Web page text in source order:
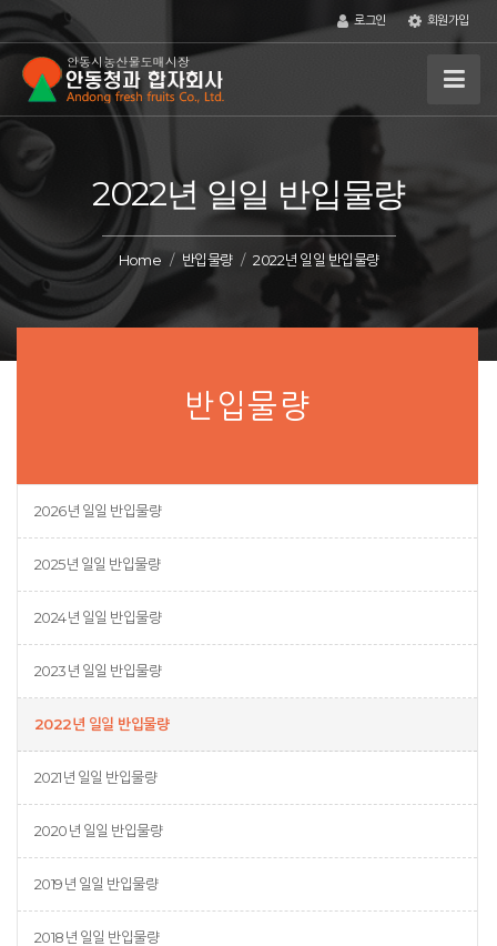
로그인 회원가입
2022년 일일 반입물량
Home 반입물량 2022년 일일 반입물량
반입물량
2026년 일일 반입물량
2025년 일일 반입물량
2024년 일일 반입물량
2023년 일일 반입물량
2022년 일일 반입물량
2021년 일일 반입물량
2020년 일일 반입물량
2019년 일일 반입물량
2018년 일일 반입물량